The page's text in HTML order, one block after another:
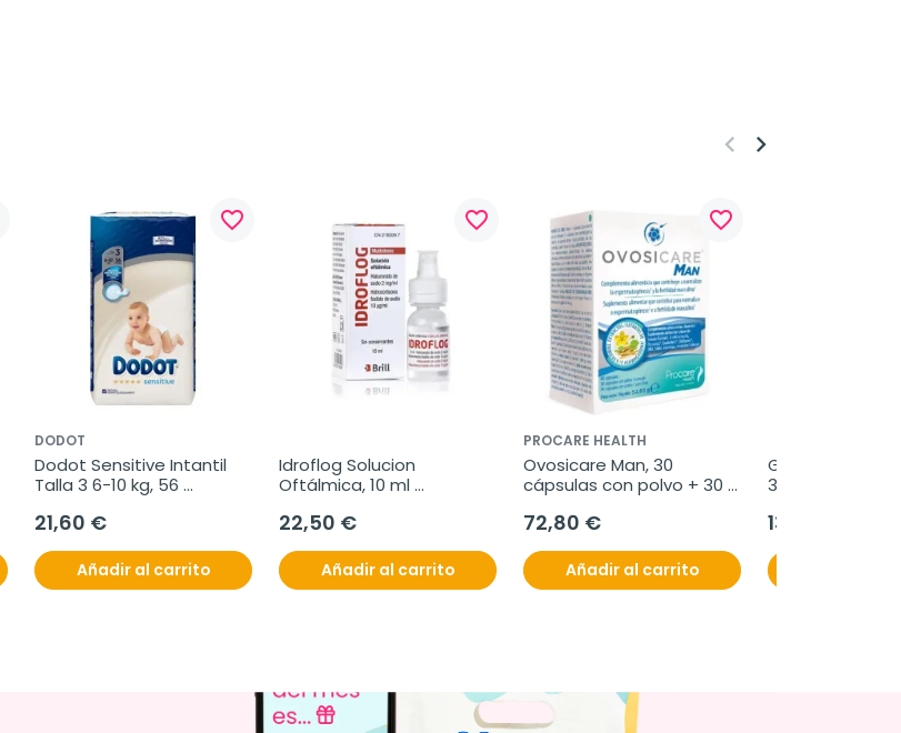
favorite_border
DODOT
Dodot Sensitive Intantil
Talla 3 6-10 kg, 56
21,60 €
Añadir al carrito
favorite_border
Idroflog Solucion
Oftálmica, 10 ml
22,50 €
Añadir al carrito
favorite_border
PROCARE HEALTH
Ovosicare Man, 30
cápsulas con polvo + 30
72,80 €
Añadir al carrito
Gavidigest
30 cápsulas
13,60 €
keyboard_arrow_left keyboard_arrow_right